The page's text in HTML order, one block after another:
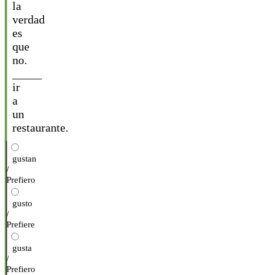
la
verdad
es
que
no.
ir
a
un
restaurante.
gustan
/
Prefiero
gusto
/
Prefiere
gusta
/
Prefiero